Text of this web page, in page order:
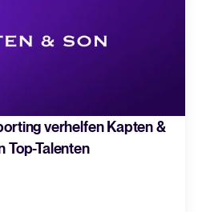
verhelfen Kapten &
Top-Talenten